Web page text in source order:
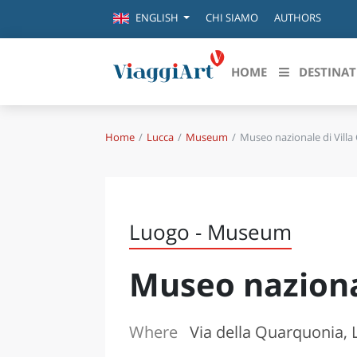
ENGLISH CHI SIAMO AUTHORS
HOME
Destinazioni in evidenza
FIRENZE
NAPOLI
BOLOGNA
LA SILA
IL SALENTO
Home Lucca Museum Museo nazionale di Villa
Luogo - Museum
Museo
Where Via della Quarquonia,